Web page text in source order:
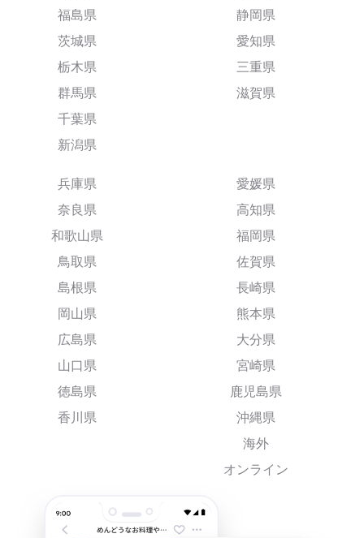
福島県
茨城県
栃木県
群馬県
千葉県
新潟県
静岡県
愛知県
三重県
滋賀県
兵庫県
奈良県
和歌山県
鳥取県
島根県
岡山県
広島県
山口県
徳島県
香川県
愛媛県
高知県
福岡県
佐賀県
長崎県
熊本県
大分県
宮崎県
鹿児島県
沖縄県
海外
オンライン